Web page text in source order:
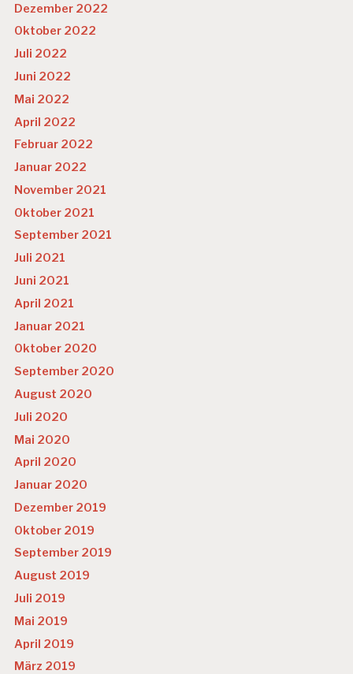
N
H
M
N
S
U
L
U
R
Y
U
T
U
E
Dezember 2022
Oktober 2022
Juli 2022
Juni 2022
Mai 2022
April 2022
Februar 2022
Januar 2022
November 2021
Oktober 2021
September 2021
Juli 2021
Juni 2021
April 2021
Januar 2021
Oktober 2020
September 2020
August 2020
Juli 2020
Mai 2020
April 2020
Januar 2020
Dezember 2019
Oktober 2019
September 2019
August 2019
Juli 2019
Mai 2019
April 2019
März 2019